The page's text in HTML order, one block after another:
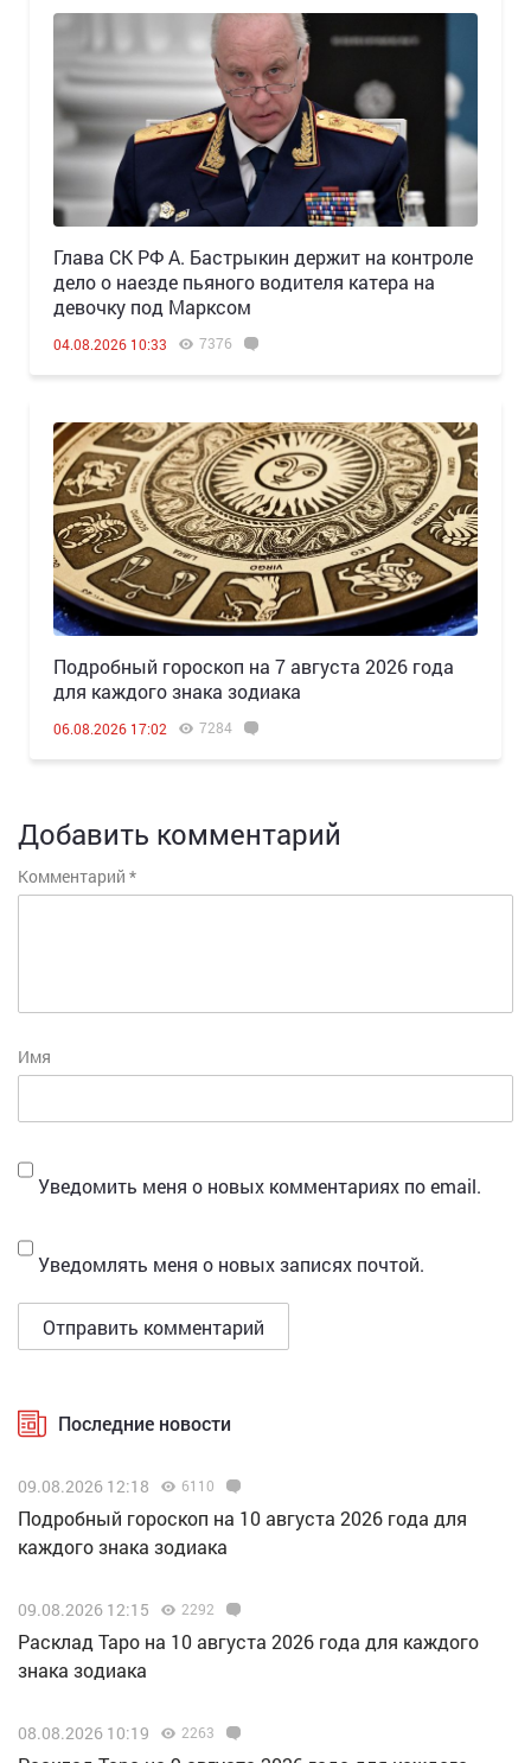
Глава СК РФ А. Бастрыкин держит на контроле
дело о наезде пьяного водителя катера на
девочку под Марксом
04.08.2026 10:33 7376
Подробный гороскоп на 7 августа 2026 года
для каждого знака зодиака
06.08.2026 17:02 7284
Добавить комментарий
Комментарий *
Имя
Уведомить меня о новых комментариях по email.
Уведомлять меня о новых записях почтой.
Последние новости
09.08.2026 12:18 6110
Подробный гороскоп на 10 августа 2026 года для
каждого знака зодиака
09.08.2026 12:15 2292
Расклад Таро на 10 августа 2026 года для каждого
знака зодиака
08.08.2026 10:19 2263